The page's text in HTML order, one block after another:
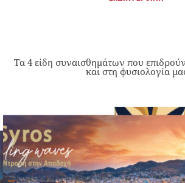
Τα 4 είδη συναισθημάτων που
και στη φυσιολογία